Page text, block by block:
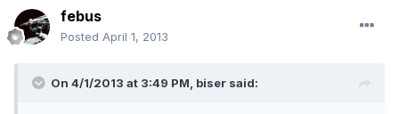
febus
Posted April 1, 2013
On 4/1/2013 at 3:49 PM, biser said: